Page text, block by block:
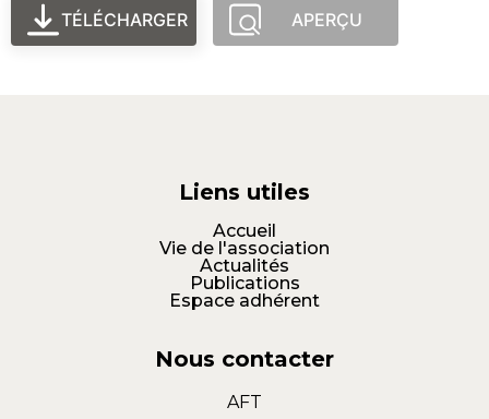
TÉLÉCHARGER APERÇU
Liens utiles
Accueil
Vie de l'association
Actualités
Publications
Espace adhérent
Nous contacter
AFT